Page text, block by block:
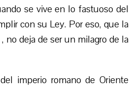
se vive en lo fastuoso del
con su Ley. Por eso, que la
no deja de ser un milagro de la
del imperio romano de Oriente